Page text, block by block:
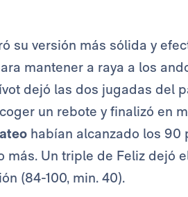
su versión más sólida y
mantener a raya a los
dejó las dos jugadas del
un rebote y finalizó en
habían alcanzado los 90
más. Un triple de Feliz dejó
(84-100, min. 40).